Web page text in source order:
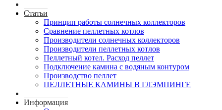
Статьи
Принцип работы солнечных коллекторов
Сравнение пеллетных котлов
Производители солнечных коллекторов
Производители пеллетных котлов
Пеллетный котел. Расход пеллет
Подключение камина с водяным контуром
Производство пеллет
ПЕЛЛЕТНЫЕ КАМИНЫ В ГЛЭМПИНГЕ
Информация